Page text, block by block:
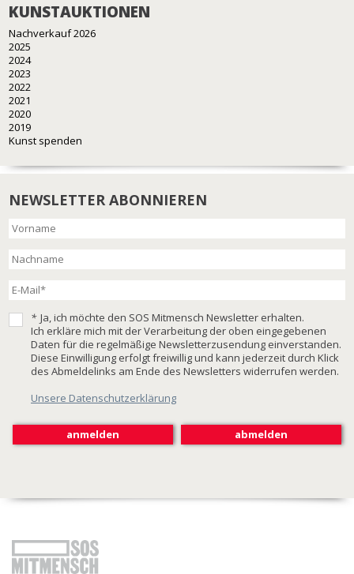
KUNSTAUKTIONEN
Nachverkauf 2026
2025
2024
2023
2022
2021
2020
2019
Kunst spenden
NEWSLETTER ABONNIEREN
* Ja, ich möchte den SOS Mitmensch Newsletter erhalten.
Ich erkläre mich mit der Verarbeitung der oben eingegebenen
Daten für die regelmäßige Newsletterzusendung einverstanden.
Diese Einwilligung erfolgt freiwillig und kann jederzeit durch Klick
des Abmeldelinks am Ende des Newsletters widerrufen werden.
Unsere Datenschutzerklärung